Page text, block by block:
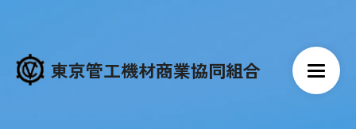
東京管工機材商業協同組合